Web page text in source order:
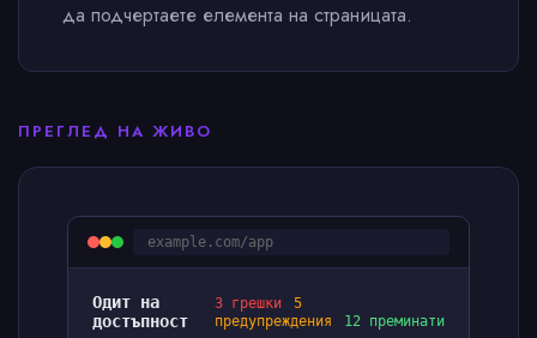
да подчертаете елемента на страницата.
ПРЕГЛЕД НА ЖИВО
example.com/app
Одит на
достъпност
3 грешки
5
предупреждения
12 преминати